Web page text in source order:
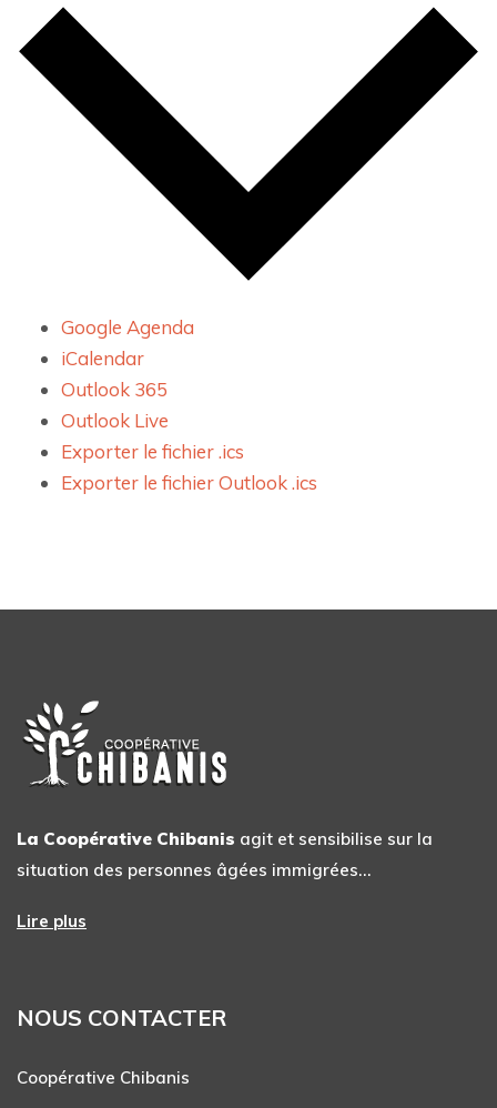
Google Agenda
iCalendar
Outlook 365
Outlook Live
Exporter le fichier .ics
Exporter le fichier Outlook .ics
La Coopérative Chibanis agit et sensibilise sur la
situation des personnes âgées immigrées…
Lire plus
NOUS CONTACTER
Coopérative Chibanis